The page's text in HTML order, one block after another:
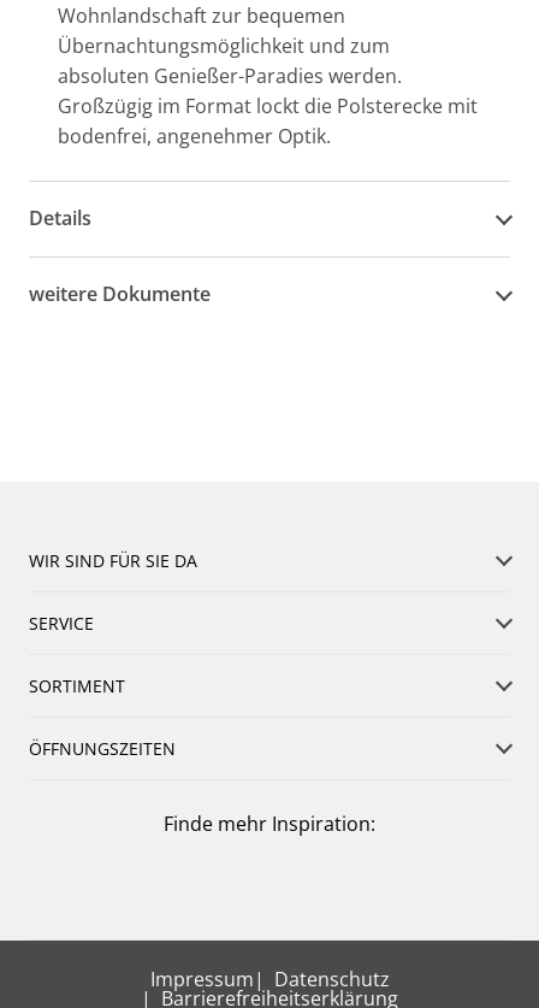
Wohnlandschaft zur bequemen
Übernachtungsmöglichkeit und zum
absoluten Genießer-Paradies werden.
Großzügig im Format lockt die Polsterecke mit
bodenfrei, angenehmer Optik.
Details
weitere Dokumente
WIR SIND FÜR SIE DA
SERVICE
SORTIMENT
ÖFFNUNGSZEITEN
Finde mehr Inspiration:
Impressum Datenschutz
Barrierefreiheitserklärung